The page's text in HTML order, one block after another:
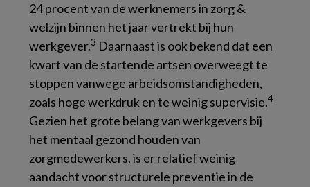
24 procent van de werknemers in zorg &
welzijn binnen het jaar vertrekt bij hun
werkgever.3 Daarnaast is ook bekend dat een
kwart van de startende artsen overweegt te
stoppen vanwege arbeidsomstandigheden,
zoals hoge werkdruk en te weinig supervisie.4
Gezien het grote belang van werkgevers bij
het mentaal gezond houden van
zorgmedewerkers, is er relatief weinig
aandacht voor structurele preventie in de